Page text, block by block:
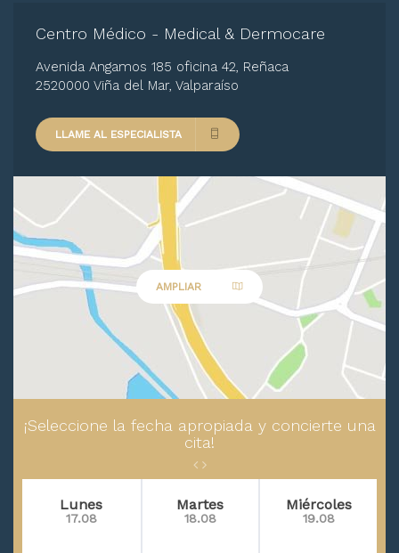
Centro Médico - Medical & Dermocare
Avenida Angamos 185 oficina 42, Reñaca
2520000 Viña del Mar, Valparaíso
LLAME AL ESPECIALISTA
AMPLIAR
¡Seleccione la fecha apropiada y concierte una
cita!
Lunes
17.08
Martes
18.08
Miércoles
19.08